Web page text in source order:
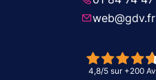
web@gdv.fr